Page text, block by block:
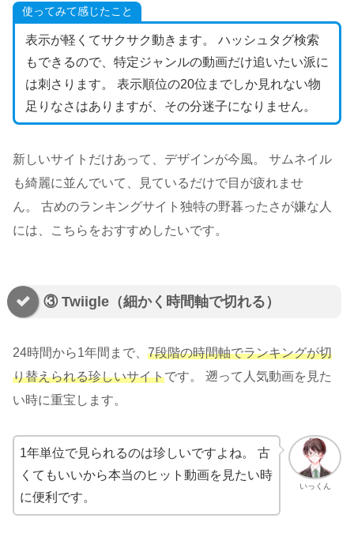
使ってみて感じたこと
表示が軽くてサクサク動きます。 ハッシュタグ検索
もできるので、特定ジャンルの動画だけ追いたい派に
は刺さります。 表示順位の20位までしか見れない物
足りなさはありますが、その分迷子になりません。
新しいサイトだけあって、デザインが今風。 サムネイル
も綺麗に並んでいて、見ているだけで目が疲れませ
ん。 古めのランキングサイト独特の野暮ったさが嫌な人
には、こちらをおすすめしたいです。
③ Twiigle（細かく時間軸で切れる）
24時間から1年間まで、 7段階の時間軸でランキングが切
り替えられる珍しいサイトです。 遡って人気動画を見た
い時に重宝します。
いっくん
1年単位で見られるのは珍しいですよね。 古
くてもいいから本当のヒット動画を見たい時
に便利です。